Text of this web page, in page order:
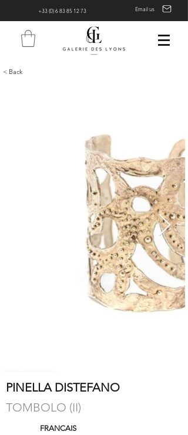
+33 (0) 6 83 85 12 73 Email us
< Back
PINELLA DISTEFANO
TOMBOLO (II)
FRANCAIS